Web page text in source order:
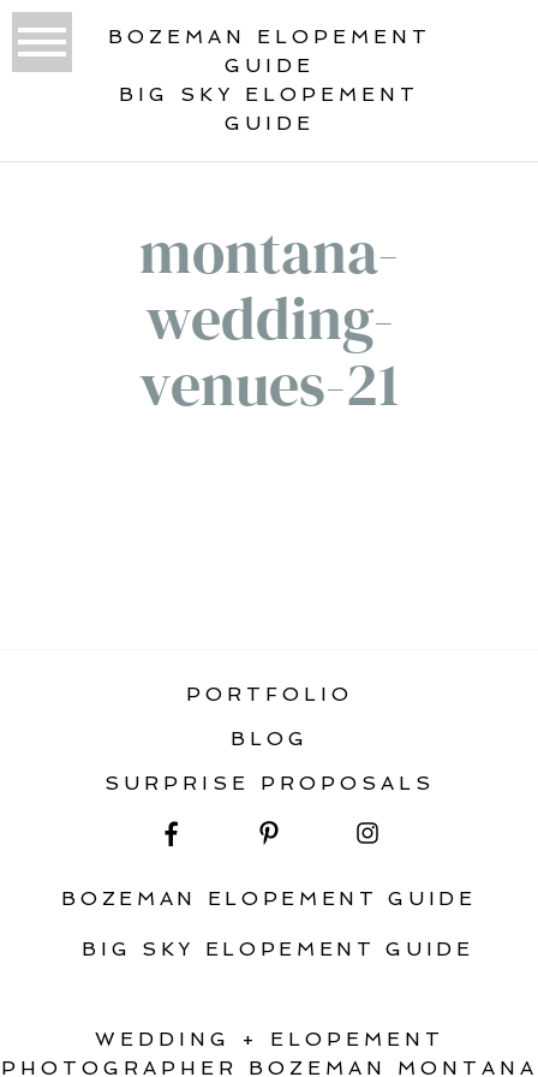
BOZEMAN ELOPEMENT
GUIDE
BIG SKY ELOPEMENT
GUIDE
montana-
wedding-
venues-21
PORTFOLIO
BLOG
SURPRISE PROPOSALS
BOZEMAN ELOPEMENT GUIDE
BIG SKY ELOPEMENT GUIDE
WEDDING + ELOPEMENT
PHOTOGRAPHER BOZEMAN MONTANA